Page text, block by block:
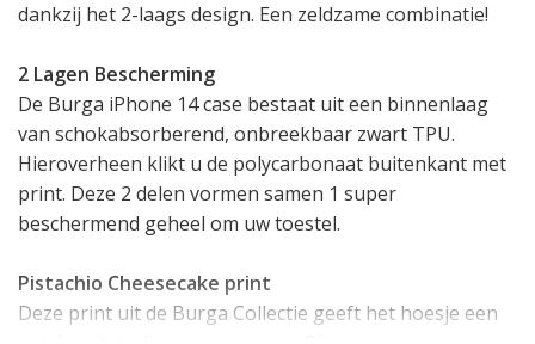
dankzij het 2-laags design. Een zeldzame combinatie!
2 Lagen Bescherming
De Burga iPhone 14 case bestaat uit een binnenlaag
van schokabsorberend, onbreekbaar zwart TPU.
Hieroverheen klikt u de polycarbonaat buitenkant met
print. Deze 2 delen vormen samen 1 super
beschermend geheel om uw toestel.
Pistachio Cheesecake print
Deze print uit de Burga Collectie geeft het hoesje een